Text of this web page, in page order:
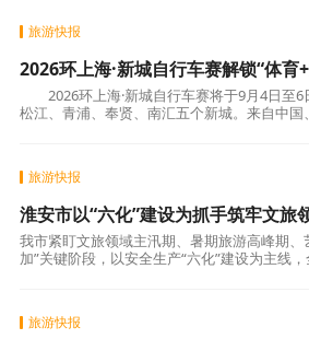
旅游快报
2026环上海·新城自行车赛解锁“体育
2026环上海·新城自行车赛将于9月4日至6
松江、青浦、奉贤、南汇五个新城。来自中国
旅游快报
淮安市以“六化”建设为抓手筑牢文旅
我市紧盯文旅领域主汛期、暑期旅游高峰期、
加”关键阶段，以安全生产“六化”建设为主线
旅游快报